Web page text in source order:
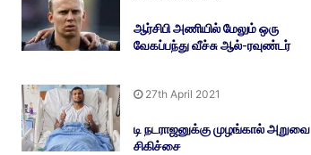
ஆர்சிபி அணியில் மேலும் ஒரு
வேகப்பந்து வீச்சு ஆல்-ரவுண்டர்
27th April 2021
டி நடராஜனுக்கு முழங்கால் அறுவை
சிகிச்சை